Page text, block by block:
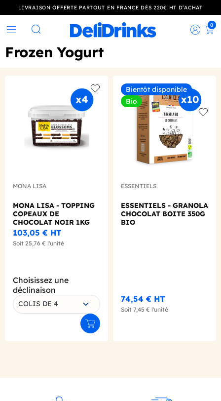
LIVRAISON OFFERTE PARTOUT EN FRANCE DÈS 220€ HT D’ACHAT
Rechercher
0
Frozen Yogurt
Add to wishlist
MONA LISA
MONA LISA - TOPPING
COPEAUX DE
CHOCOLAT NOIR 1KG
103,05 € HT
Soit 25,76 € l'unité
Choisissez une
déclinaison
COLIS DE 4
Ajouter au panier
Bientôt disponible
Bio
ESSENTIELS
ESSENTIELS - GRANOLA
CHOCOLAT BOITE 350G
BIO
74,54 € HT
Soit 7,45 € l'unité